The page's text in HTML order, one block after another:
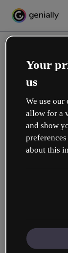
Your
us
We use
allow for a
and show
about this